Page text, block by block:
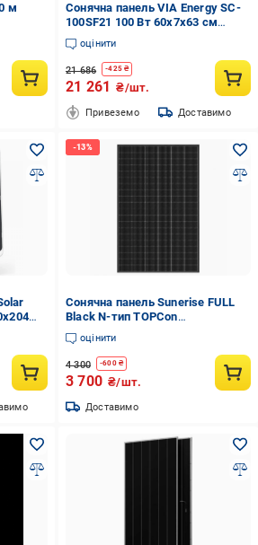
м
Сонячна панель VIA Energy SC-
100SF21 100 Вт 60x7x63 см
портативний (f7450ab9)
оцінити
21 686 -425₴
21 261 ₴/шт.
Привеземо Доставимо
Сонячна панель Sunerise FULL
Black N-тип TOPCon
одностороння 440 Вт (JC440-
108M)
оцінити
4 300 -600₴
3 700 ₴/шт.
Доставимо